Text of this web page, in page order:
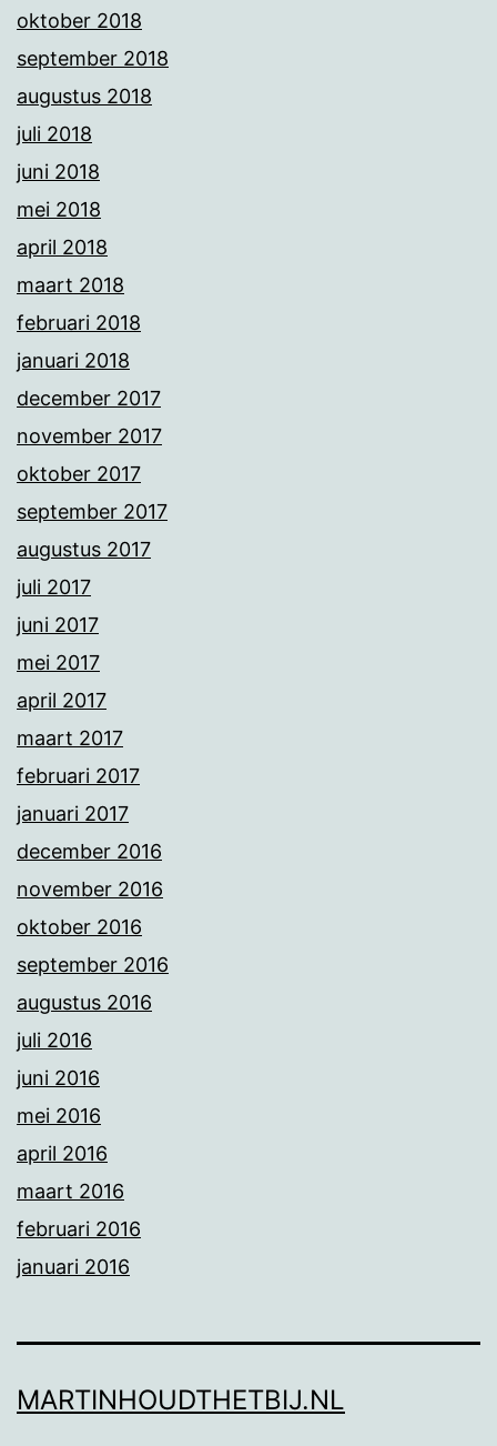
oktober 2018
september 2018
augustus 2018
juli 2018
juni 2018
mei 2018
april 2018
maart 2018
februari 2018
januari 2018
december 2017
november 2017
oktober 2017
september 2017
augustus 2017
juli 2017
juni 2017
mei 2017
april 2017
maart 2017
februari 2017
januari 2017
december 2016
november 2016
oktober 2016
september 2016
augustus 2016
juli 2016
juni 2016
mei 2016
april 2016
maart 2016
februari 2016
januari 2016
MARTINHOUDTHETBIJ.NL